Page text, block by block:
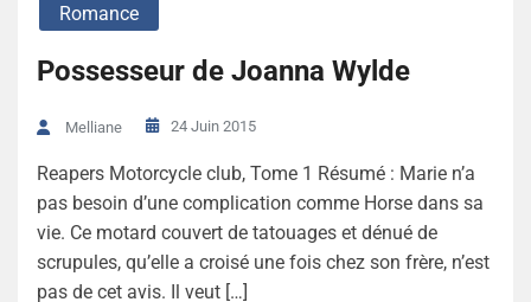
Romance
Possesseur de Joanna Wylde
Melliane 24 Juin 2015
Reapers Motorcycle club, Tome 1 Résumé : Marie n’a
pas besoin d’une complication comme Horse dans sa
vie. Ce motard couvert de tatouages et dénué de
scrupules, qu’elle a croisé une fois chez son frère, n’est
pas de cet avis. Il veut […]